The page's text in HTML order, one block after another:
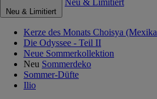
Neu & Limitiert
Kerze des Monats Choisya
Die Odyssee - Teil II
Neue Sommerkollektion
Neu Sommerdeko
Sommer-Düfte
Ilio